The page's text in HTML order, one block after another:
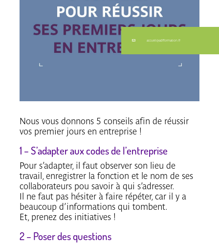
Nous vous donnons 5 conseils afin de réussir
vos premier jours en entreprise !
1 – S’adapter aux codes de l’entreprise
Pour s’adapter, il faut observer son lieu de
travail, enregistrer la fonction et le nom de ses
collaborateurs pou savoir à qui s’adresser.
Il ne faut pas hésiter à faire répéter, car il y a
beaucoup d’informations qui tombent.
Et, prenez des initiatives !
2 – Poser des questions
accueil@adfformation.fr